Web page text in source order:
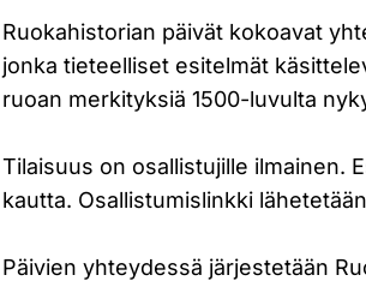
Ruokahistorian päivät kokoavat
jonka tieteelliset esitelmät
ruoan merkityksiä 1500-luvulta
Tilaisuus on osallistujille ilmainen.
kautta. Osallistumislinkki
Päivien yhteydessä järjestetään